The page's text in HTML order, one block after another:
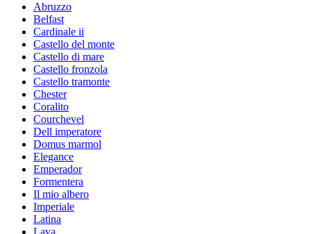
Abruzzo
Belfast
Cardinale ii
Castello del monte
Castello di mare
Castello fronzola
Castello tramonte
Chester
Coralito
Courchevel
Dell imperatore
Domus marmol
Elegance
Emperador
Formentera
Il mio albero
Imperiale
Latina